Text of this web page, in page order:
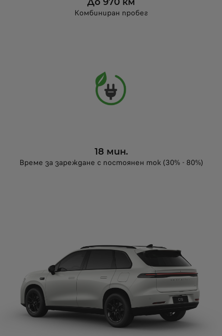
Комбиниран пробег
18 мин.
Време за зареждане с постоянен ток (30% - 80%)